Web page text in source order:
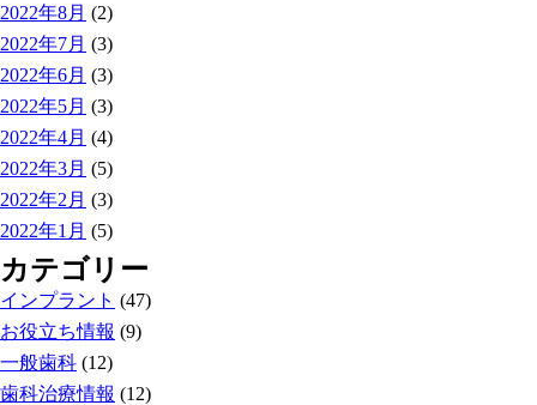
2022年8月 (2)
2022年7月 (3)
2022年6月 (3)
2022年5月 (3)
2022年4月 (4)
2022年3月 (5)
2022年2月 (3)
2022年1月 (5)
カテゴリー
インプラント (47)
お役立ち情報 (9)
一般歯科 (12)
歯科治療情報 (12)